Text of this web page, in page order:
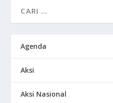
Agenda
Aksi
Aksi Nasional